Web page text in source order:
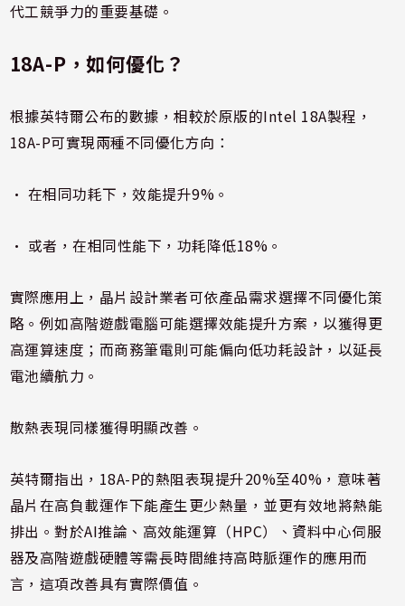
代工競爭力的重要基礎。
18A-P，如何優化？
根據英特爾公布的數據，相較於原版的Intel 18A製程，
18A-P可實現兩種不同優化方向：
• 在相同功耗下，效能提升9%。
• 或者，在相同性能下，功耗降低18%。
實際應用上，晶片設計業者可依產品需求選擇不同優化策
略。例如高階遊戲電腦可能選擇效能提升方案，以獲得更
高運算速度；而商務筆電則可能偏向低功耗設計，以延長
電池續航力。
散熱表現同樣獲得明顯改善。
英特爾指出，18A-P的熱阻表現提升20%至40%，意味著
晶片在高負載運作下能產生更少熱量，並更有效地將熱能
排出。對於AI推論、高效能運算（HPC）、資料中心伺服
器及高階遊戲硬體等需長時間維持高時脈運作的應用而
言，這項改善具有實際價值。